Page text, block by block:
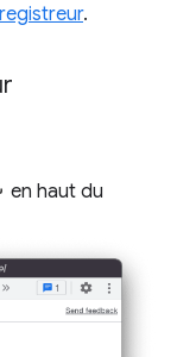
.
en haut du